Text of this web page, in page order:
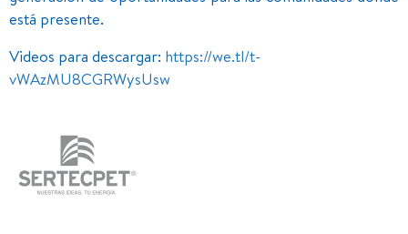
está presente.
Videos para descargar: https://we.tl/t-
vWAzMU8CGRWysUsw